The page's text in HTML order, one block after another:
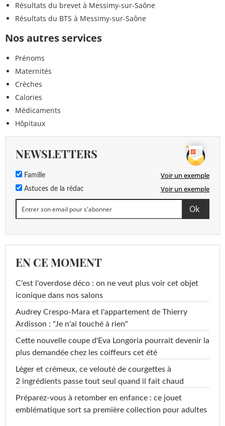
Résultats du brevet à Messimy-sur-Saône
Résultats du BTS à Messimy-sur-Saône
Nos autres services
Prénoms
Maternités
Crèches
Calories
Médicaments
Hôpitaux
NEWSLETTERS
Famille Voir un exemple
Astuces de la rédac Voir un exemple
EN CE MOMENT
C'est l'overdose déco : on ne veut plus voir cet objet
iconique dans nos salons
Audrey Crespo-Mara et l'appartement de Thierry
Ardisson : "Je n'ai touché à rien"
Cette nouvelle coupe d'Eva Longoria pourrait devenir la
plus demandée chez les coiffeurs cet été
Léger et crémeux, ce velouté de courgettes à
2 ingrédients passe tout seul quand il fait chaud
Préparez-vous à retomber en enfance : ce jouet
emblématique sort sa première collection pour adultes